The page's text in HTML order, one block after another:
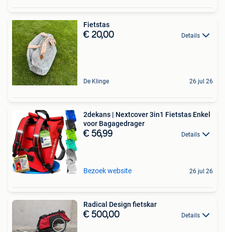
Fietstas
€ 20,00 Details
De Klinge 26 jul 26
2dekans | Nextcover 3in1 Fietstas Enkel
voor Bagagedrager
€ 56,99 Details
Bezoek website 26 jul 26
Radical Design fietskar
€ 500,00 Details